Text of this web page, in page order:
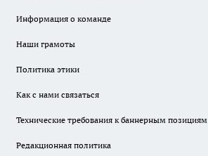
Информация о команде
Наши грамоты
Политика этики
Как с нами связаться
Технические требования к баннерным позициям
Редакционная политика